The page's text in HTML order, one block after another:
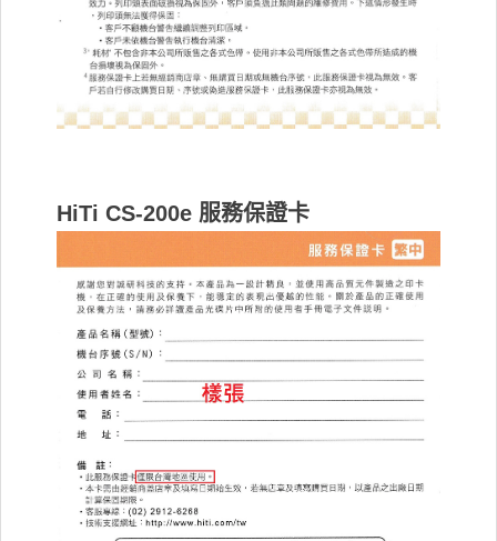
HiTi CS-200e 服務保證卡